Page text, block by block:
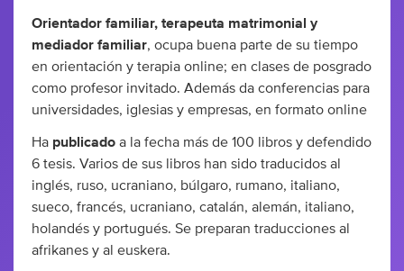
Orientador familiar, terapeuta matrimonial y
mediador familiar, ocupa buena parte de su tiempo
en orientación y terapia online; en clases de posgrado
como profesor invitado. Además da conferencias para
universidades, iglesias y empresas, en formato online
Ha publicado a la fecha más de 100 libros y defendido
6 tesis. Varios de sus libros han sido traducidos al
inglés, ruso, ucraniano, búlgaro, rumano, italiano,
sueco, francés, ucraniano, catalán, alemán, italiano,
holandés y portugués. Se preparan traducciones al
afrikanes y al euskera.